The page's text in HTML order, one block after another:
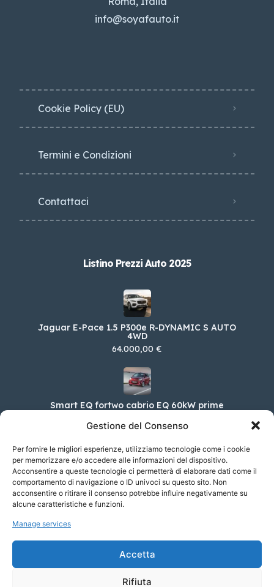
Gestione del Consenso
Per fornire le migliori esperienze, utilizziamo tecnologie come i cookie
per memorizzare e/o accedere alle informazioni del dispositivo.
Acconsentire a queste tecnologie ci permetterà di elaborare dati come il
comportamento di navigazione o ID univoci su questo sito. Non
acconsentire o ritirare il consenso potrebbe influire negativamente su
alcune caratteristiche e funzioni.
Manage services
Accetta
Rifiuta
info@soyafauto.it
Cookie Policy (EU)
Termini e Condizioni
Contattaci
Listino Prezzi Auto 2025
Jaguar E-Pace 1.5 P300e R-DYNAMIC S AUTO
4WD
64.000,00 €
Smart EQ fortwo cabrio EQ 60kW prime
Renault Nuova Clio 1.0 TCE 74KW GPL TECHNO
20.750,00 €
Jaguar F-TYPE COUPÉ 5.0 P450CV AWD AUTO
75